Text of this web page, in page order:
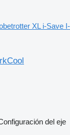
XL i-Save I-
del eje